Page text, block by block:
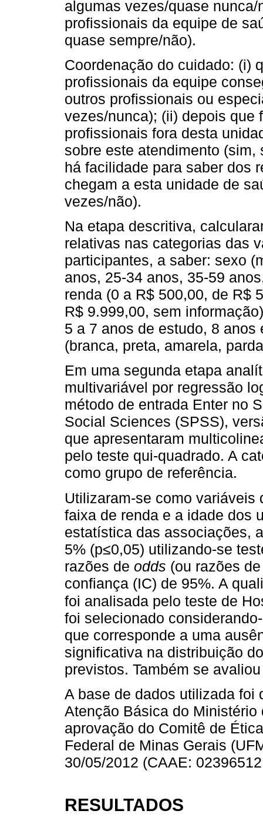
algumas vezes/quase
profissionais da equipe de
quase sempre/não).
Coordenação do cuidado: (i)
profissionais da equipe
outros profissionais ou
vezes/nunca); (ii) depois que
profissionais fora desta
sobre este atendimento
há facilidade para saber dos
chegam a esta unidade de
vezes/não).
Na etapa descritiva,
relativas nas categorias das
participantes, a saber: sexo
anos, 25-34 anos, 35-59
renda (0 a R$ 500,00, de R$
R$ 9.999,00, sem
5 a 7 anos de estudo, 8
(branca, preta, amarela,
Em uma segunda etapa
multivariável por regressão
método de entrada Enter no
Social Sciences (SPSS),
que apresentaram
pelo teste qui-quadrado. A
como grupo de referência.
Utilizaram-se como
faixa de renda e a idade dos
estatística das associações,
5% (p≤0,05) utilizando-se
razões de odds (ou razões
confiança (IC) de 95%. A
foi analisada pelo teste de
foi selecionado
que corresponde a uma
significativa na distribuição
previstos. Também se
A base de dados utilizada foi
Atenção Básica do
aprovação do Comitê de
Federal de Minas Gerais
30/05/2012 (CAAE:
RESULTADOS